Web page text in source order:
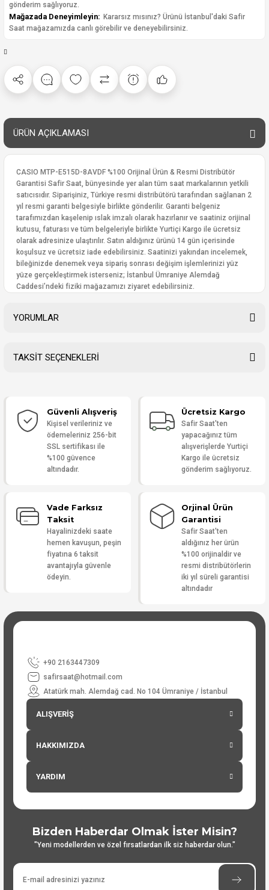
gönderim sağlıyoruz.
Mağazada Deneyimleyin: Kararsız mısınız? Ürünü İstanbul'daki Safir
Saat mağazamızda canlı görebilir ve deneyebilirsiniz.
ÜRÜN AÇIKLAMASI
CASIO MTP-E515D-8AVDF %100 Orijinal Ürün & Resmi Distribütör
Garantisi Safir Saat, bünyesinde yer alan tüm saat markalarının yetkili
satıcısıdır. Siparişiniz, Türkiye resmi distribütörü tarafından sağlanan 2
yıl resmi garanti belgesiyle birlikte gönderilir. Garanti belgeniz
tarafımızdan kaşelenip ıslak imzalı olarak hazırlanır ve saatiniz orijinal
kutusu, faturası ve tüm belgeleriyle birlikte Yurtiçi Kargo ile ücretsiz
olarak adresinize ulaştırılır. Satın aldığınız ürünü 14 gün içerisinde
koşulsuz ve ücretsiz iade edebilirsiniz. Saatinizi yakından incelemek,
bileğinizde denemek veya sipariş sonrası değişim işlemlerinizi yüz
yüze gerçekleştirmek isterseniz; İstanbul Ümraniye Alemdağ
Caddesi’ndeki fiziki mağazamızı ziyaret edebilirsiniz.
YORUMLAR
Yorum Yaz
TAKSİT SEÇENEKLERİ
Güvenli Alışveriş
Kişisel verileriniz ve
ödemeleriniz 256-bit
SSL sertifikası ile
%100 güvence
altındadır.
Ücretsiz Kargo
Safir Saat'ten
yapacağınız tüm
alışverişlerde Yurtiçi
Kargo ile ücretsiz
gönderim sağlıyoruz.
Vade Farksız
Taksit
Hayalinizdeki saate
hemen kavuşun, peşin
fiyatına 6 taksit
avantajıyla güvenle
ödeyin.
Orjinal Ürün
Garantisi
Safir Saat'ten
aldığınız her ürün
%100 orijinaldir ve
resmi distribütörlerin
iki yıl süreli garantisi
altındadır
+90 2163447309
safirsaat@hotmail.com
Atatürk mah. Alemdağ cad. No 104 Ümraniye / İstanbul
ALIŞVERİŞ
HAKKIMIZDA
YARDIM
Bizden Haberdar Olmak İster Misin?
"Yeni modellerden ve özel fırsatlardan ilk siz haberdar olun."